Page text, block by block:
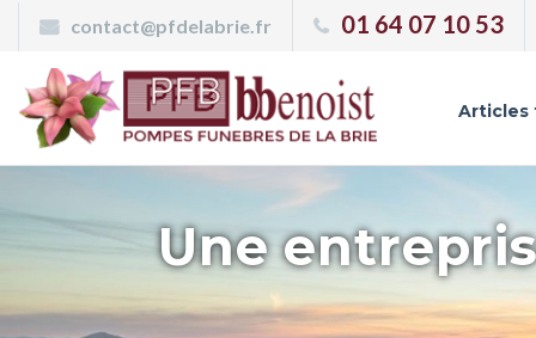
contact@pfdelabrie.fr 01 64 07 10 53
Articles
Une